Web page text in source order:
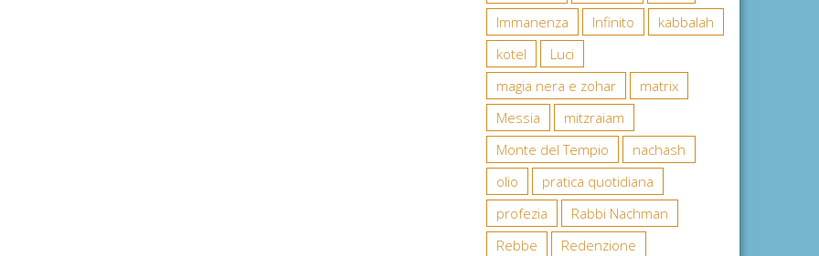
Immanenza
Infinito
kabbalah
kotel
Luci
magia nera e zohar
matrix
Messia
mitzraiam
Monte del Tempio
nachash
olio
pratica quotidiana
profezia
Rabbi Nachman
Rebbe
Redenzione